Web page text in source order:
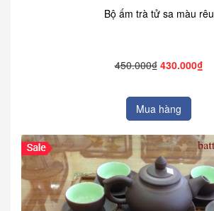
Bộ ấm trà tử sa màu rêu
450.000₫ 430.000₫
Mua hàng